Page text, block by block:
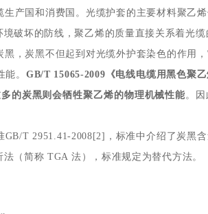
产国和消费国。光缆护套的主要材料聚乙
破坏的防线，聚乙烯的质量直接关系着光缆
，炭黑不但起到对光缆外护套染色的作用
能。 GB/T 15065-2009《电线电缆用黑色聚乙
的炭黑则会牺牲聚乙烯的物理机械性能。
T 2951.41-2008[2]，标准中介绍了炭黑
（简称 TGA 法），标准规定为替代方法。